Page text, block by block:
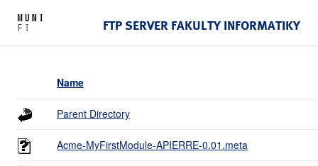
FTP SERVER FAKULTY INFORMATIKY
Name
Parent Directory
Acme-MyFirstModule-APIERRE-0.01.meta